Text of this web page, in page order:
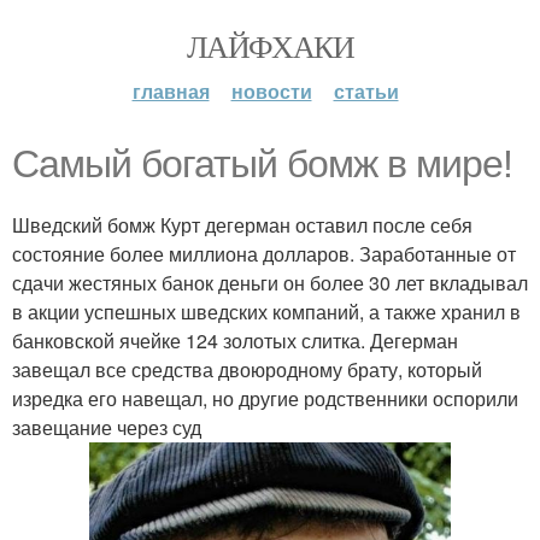
ЛАЙФХАКИ
главная новости статьи
Самый богатый бомж в мире!
Шведский бомж Курт дегерман оставил после себя
состояние более миллиона долларов. Заработанные от
сдачи жестяных банок деньги он более 30 лет вкладывал
в акции успешных шведских компаний, а также хранил в
банковской ячейке 124 золотых слитка. Дегерман
завещал все средства двоюродному брату, который
изредка его навещал, но другие родственники оспорили
завещание через суд